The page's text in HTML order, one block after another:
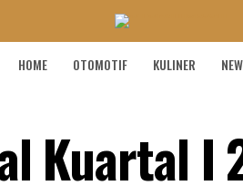
HOME OTOMOTIF KULINER
Kuartal I